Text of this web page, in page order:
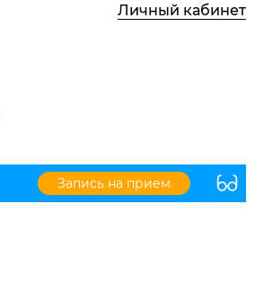
Личный кабинет
Запись на прием